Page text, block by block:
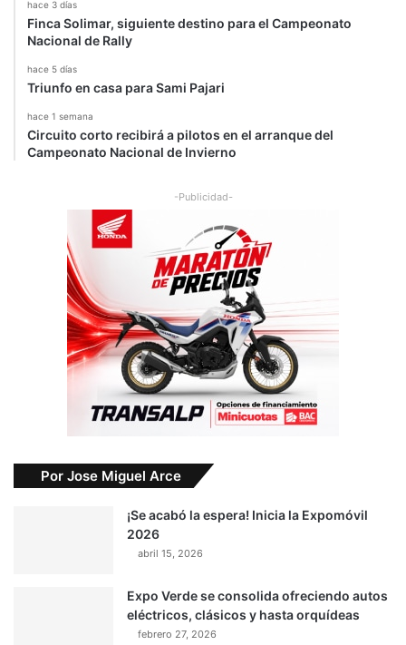
hace 3 días
Finca Solimar, siguiente destino para el Campeonato
Nacional de Rally
hace 5 días
Triunfo en casa para Sami Pajari
hace 1 semana
Circuito corto recibirá a pilotos en el arranque del
Campeonato Nacional de Invierno
-Publicidad-
Por Jose Miguel Arce
¡Se acabó la espera! Inicia la Expomóvil
2026
abril 15, 2026
Expo Verde se consolida ofreciendo autos
eléctricos, clásicos y hasta orquídeas
febrero 27, 2026